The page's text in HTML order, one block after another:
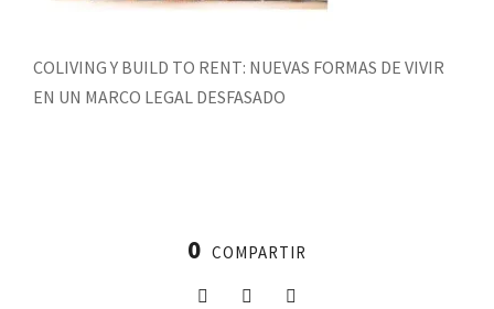
COLIVING Y BUILD TO RENT: NUEVAS FORMAS DE VIVIR
EN UN MARCO LEGAL DESFASADO
0 COMPARTIR